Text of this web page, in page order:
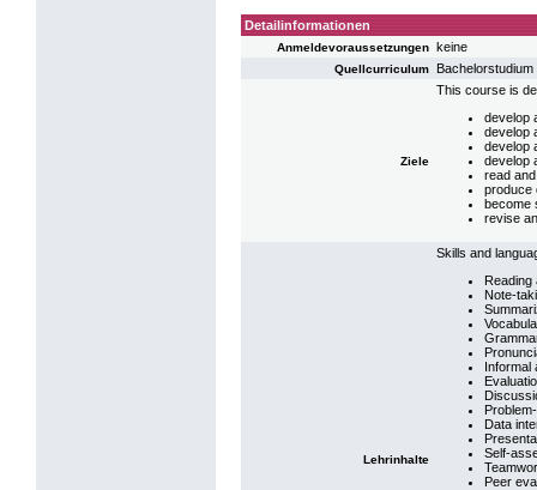
Detailinformationen
Anmeldevoraussetzungen keine
Quellcurriculum
Ziele
This course is
develop
develop
develop
develop
read
produce
become
revise
Lehrinhalte
Skills and
Reading
Note-
Informal
Data
Self-
Peer